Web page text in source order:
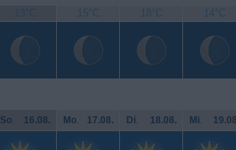
13°C 15°C 18°C 14°C
So. 16.08. Mo. 17.08. Di. 18.08. Mi.